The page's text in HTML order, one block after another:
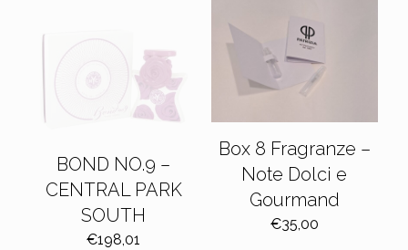
BOND NO.9 –
CENTRAL PARK
SOUTH
€198,01
Box 8 Fragranze –
Note Dolci e
Gourmand
€35,00